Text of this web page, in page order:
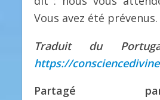
Vous avez été prévenus.
Traduit du
https://
Partagé